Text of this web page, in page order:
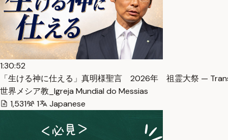
1:30:52
「生ける神に仕える」真明様聖言 2026年 祖霊大祭 —
世界メシア教_Igreja Mundial do Messias
1,531
1 Japanese